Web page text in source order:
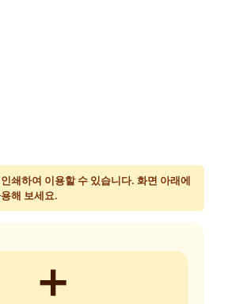
쇄하여 이용할 수 있습니다. 화면 아래에
해 보세요.
➕